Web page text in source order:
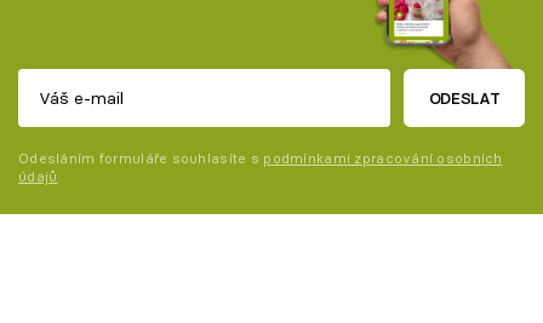
ODESLAT
Odesláním formuláře souhlasíte s podmínkami zpracování osobních
údajů